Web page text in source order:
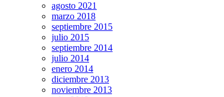
agosto 2021
marzo 2018
septiembre 2015
julio 2015
septiembre 2014
julio 2014
enero 2014
diciembre 2013
noviembre 2013